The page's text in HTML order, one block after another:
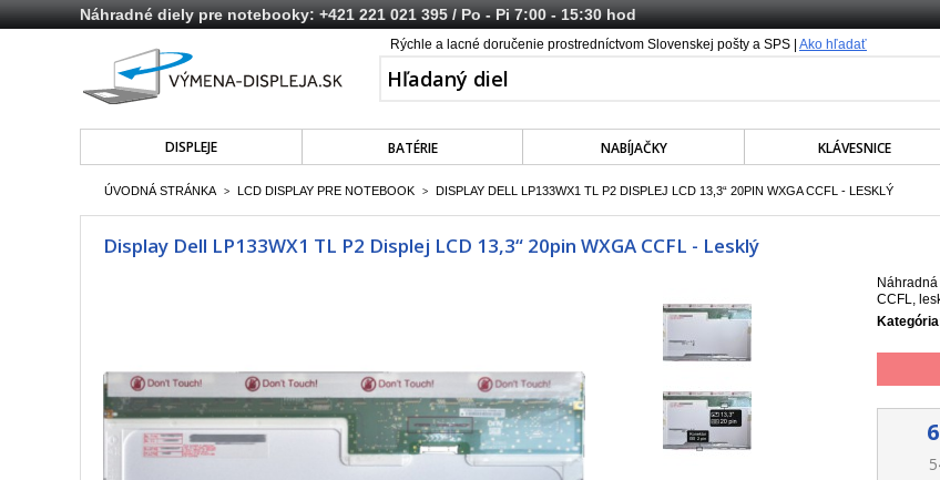
Náhradné diely pre notebooky:+421 221 021 395/ Po - Pi 7:00 - 15:30 hod
Rýchle a lacné doručenie prostredníctvom Slovenskej pošty a SPS | Ako hľadať
DISPLEJE BATÉRIE NABÍJAČKY KLÁVESNICE
ÚVODNÁ STRÁNKA > LCD DISPLAY PRE NOTEBOOK > DISPLAY DELL LP133WX1 TL P2 DISPLEJ LCD 13,3“ 20PIN WXGA CCFL - LESKLÝ
Display Dell LP133WX1 TL P2 Displej LCD 13,3“ 20pin WXGA CCFL - Lesklý
CCFL,